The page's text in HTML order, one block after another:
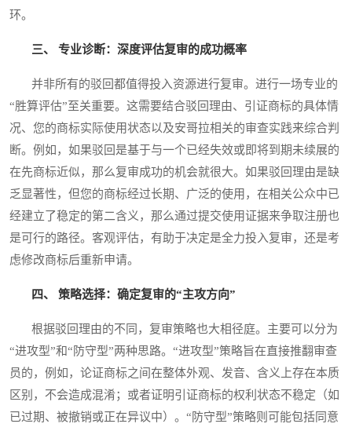
环。
三、 专业诊断：深度评估复审的成功概率
并非所有的驳回都值得投入资源进行复审。进行一场专业的
“胜算评估”至关重要。这需要结合驳回理由、引证商标的具体情
况、您的商标实际使用状态以及安哥拉相关的审查实践来综合判
断。例如，如果驳回是基于与一个已经失效或即将到期未续展的
在先商标近似，那么复审成功的机会就很大。如果驳回理由是缺
乏显著性，但您的商标经过长期、广泛的使用，在相关公众中已
经建立了稳定的第二含义，那么通过提交使用证据来争取注册也
是可行的路径。客观评估，有助于决定是全力投入复审，还是考
虑修改商标后重新申请。
四、 策略选择：确定复审的“主攻方向”
根据驳回理由的不同，复审策略也大相径庭。主要可以分为
“进攻型”和“防守型”两种思路。“进攻型”策略旨在直接推翻审查
员的，例如，论证商标之间在整体外观、发音、含义上存在本质
区别，不会造成混淆；或者证明引证商标的权利状态不稳定（如
已过期、被撤销或正在异议中）。“防守型”策略则可能包括同意